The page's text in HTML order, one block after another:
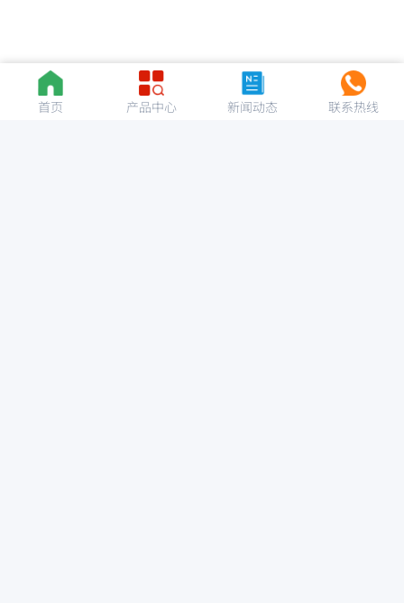
首页 产品中心 新闻动态 联系热线